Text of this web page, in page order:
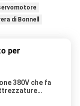
di Bonnell
per
380V che fa